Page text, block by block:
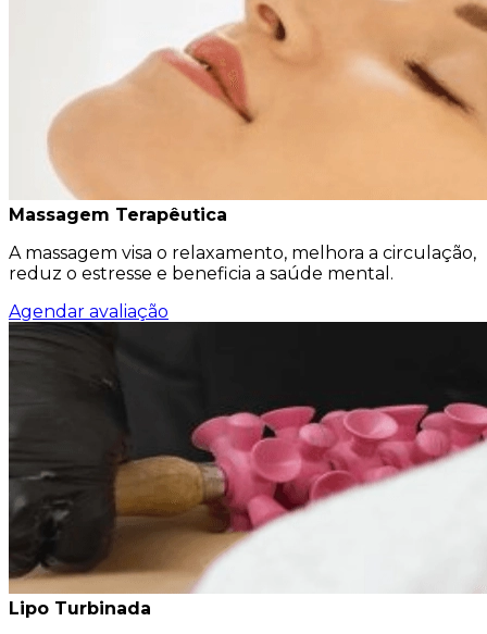
Massagem Terapêutica
A massagem visa o relaxamento, melhora a circulação,
reduz o estresse e beneficia a saúde mental.
Agendar avaliação
Lipo Turbinada